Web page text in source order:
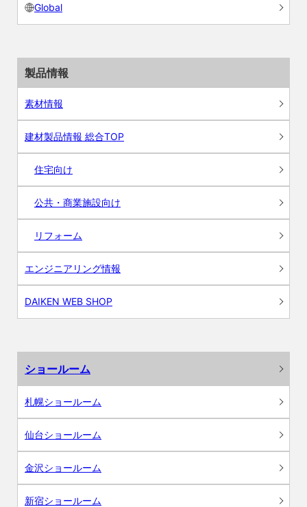
Global
製品情報
素材情報
建材製品情報 総合TOP
住宅向け
公共・商業施設向け
リフォーム
エンジニアリング情報
DAIKEN WEB SHOP
ショールーム
札幌ショールーム
仙台ショールーム
金沢ショールーム
新宿ショールーム